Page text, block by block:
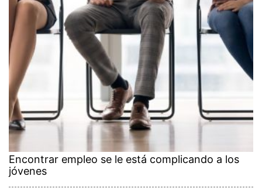
Encontrar empleo se le está complicando a los
jóvenes